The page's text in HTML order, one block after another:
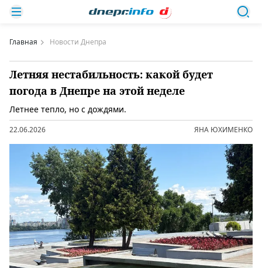
Главная Новости Днепра
Летняя нестабильность: какой будет
погода в Днепре на этой неделе
Летнее тепло, но с дождями.
22.06.2026 ЯНА ЮХИМЕНКО